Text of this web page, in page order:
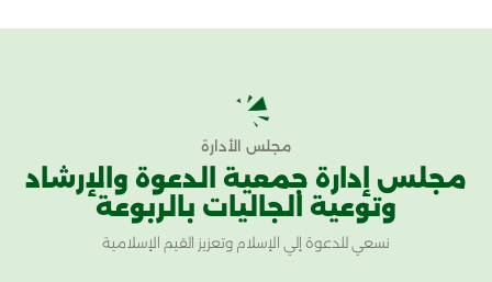
مجلس الأدارة
مجلس إدارة جمعية الدعوة والإرشاد
وتوعية الجاليات بالربوعة
نسعي للدعوة إلي الإسلام وتعزيز القيم الإسلامية